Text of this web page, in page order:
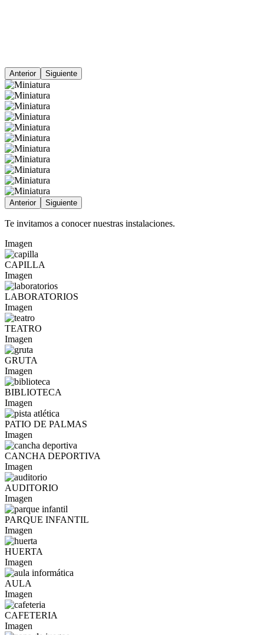
Anterior Siguiente
Anterior Siguiente
Te invitamos a conocer nuestras instalaciones.
Imagen
CAPILLA
Imagen
LABORATORIOS
Imagen
TEATRO
Imagen
GRUTA
Imagen
BIBLIOTECA
Imagen
PATIO DE PALMAS
Imagen
CANCHA DEPORTIVA
Imagen
AUDITORIO
Imagen
PARQUE INFANTIL
Imagen
HUERTA
Imagen
AULA
Imagen
CAFETERIA
Imagen